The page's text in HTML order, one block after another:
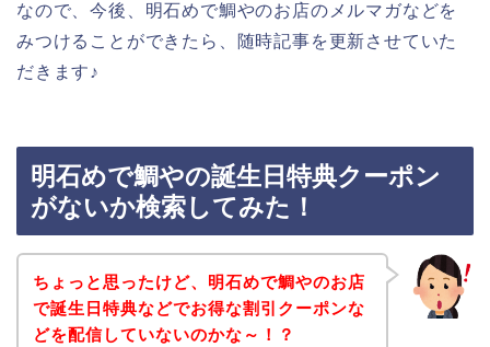
なので、今後、明石めで鯛やのお店のメルマガなどを
みつけることができたら、随時記事を更新させていた
だきます♪
明石めで鯛やの誕生日特典クーポン
がないか検索してみた！
ちょっと思ったけど、明石めで鯛やのお店
で誕生日特典などでお得な割引クーポンな
どを配信していないのかな～！？